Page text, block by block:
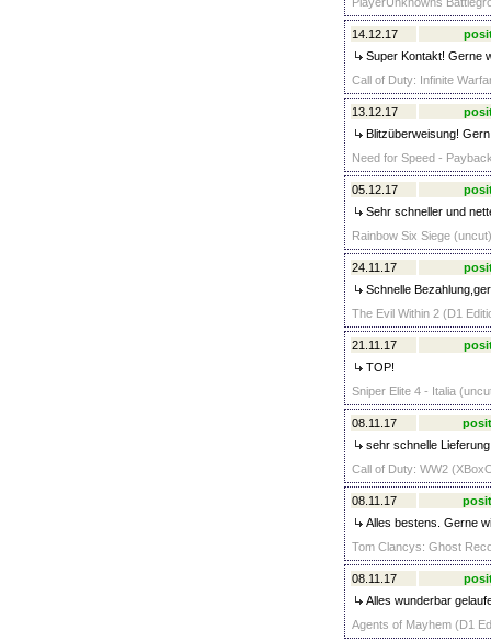
14.12.17
Super Kontakt! Gerne
Call of Duty: Infinite
13.12.17
Blitzüberweisung!
Need for Speed -
05.12.17
Sehr schneller und
Rainbow Six Siege
24.11.17
Schnelle
The Evil Within 2 (D1
21.11.17
TOP!
Sniper Elite 4 - Italia
08.11.17
sehr schnelle
Call of Duty: WW2
08.11.17
Alles bestens. Gerne
Tom Clancys: Ghost
08.11.17
Alles wunderbar
Agents of Mayhem (D1